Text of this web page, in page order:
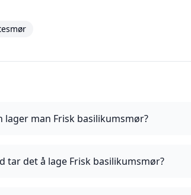
lager man Frisk basilikumsmør?
tar det å lage Frisk basilikumsmør?